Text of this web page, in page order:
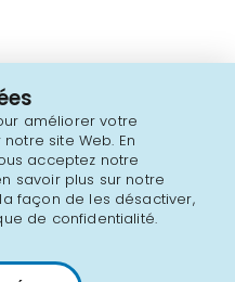
améliorer votre
site Web. En
acceptez notre
savoir plus sur notre
façon de les désactiver,
de confidentialité.